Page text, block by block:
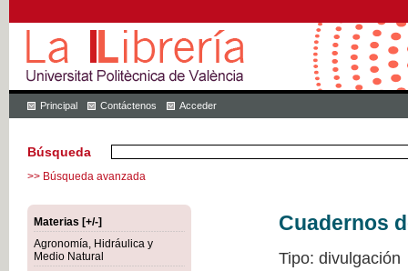
Principal Contáctenos Acceder
Búsqueda
>> Búsqueda avanzada
Materias [+/-]
Agronomía, Hidráulica y
Medio Natural
Cuadernos
Tipo: divulgación